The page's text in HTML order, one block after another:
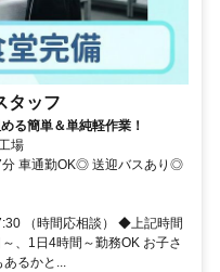
タッフ
る簡単＆単純軽作業！
場
分 車通勤OK◎ 送迎バスあり◎
（時間応相談） ◆上記時間
、1日4時間～勤務OK お子さ
あるかと...